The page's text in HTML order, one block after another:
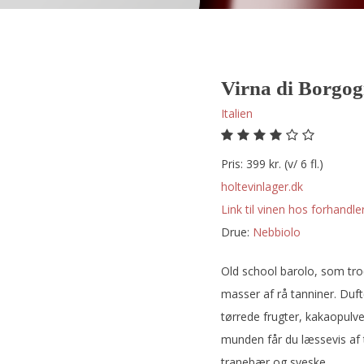
Virna di
Italien
Pris: 399 kr. (v/ 6 fl.)
holtevinlager.dk
Link til vinen hos
Drue:
nebbiolo
Old school barolo, som
masser af rå tanniner.
tørrede frugter,
munden får du læssevis